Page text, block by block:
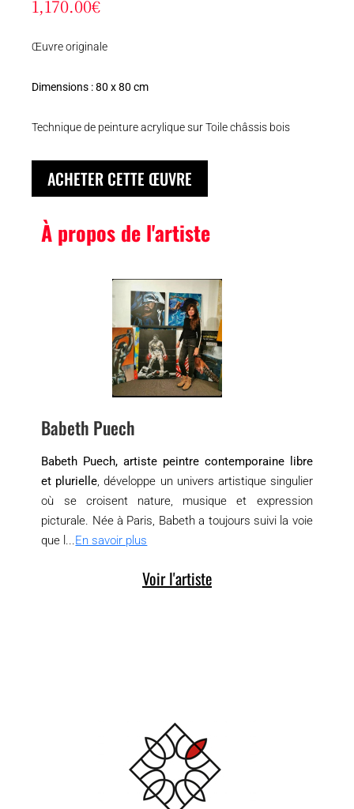
1,170.00€
Œuvre originale
Dimensions : 80 x 80 cm
Technique de peinture acrylique sur Toile châssis bois
ACHETER CETTE ŒUVRE
À propos de l'artiste
Babeth Puech
Babeth Puech, artiste peintre contemporaine libre
et plurielle, développe un univers artistique singulier
où se croisent nature, musique et expression
picturale. Née à Paris, Babeth a toujours suivi la voie
que l...En savoir plus
Voir l'artiste